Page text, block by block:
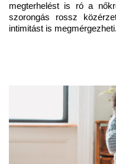
megterhelést is ró a
szorongás rossz
intimitást is megmérgezheti.